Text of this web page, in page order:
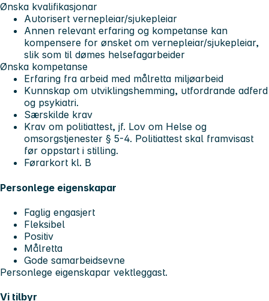
Ønska kvalifikasjonar
Autorisert vernepleiar/sjukepleiar
Annen relevant erfaring og kompetanse kan
kompensere for ønsket om vernepleiar/sjukepleiar,
slik som til dømes helsefagarbeider
Ønska kompetanse
Erfaring fra arbeid med målretta miljøarbeid
Kunnskap om utviklingshemming, utfordrande adferd
og psykiatri.
Særskilde krav
Krav om politiattest, jf. Lov om Helse og
omsorgstjenester § 5-4. Politiattest skal framvisast
før oppstart i stilling.
Førarkort kl. B
Personlege eigenskapar
Faglig engasjert
Fleksibel
Positiv
Målretta
Gode samarbeidsevne
Personlege eigenskapar vektleggast.
Vi tilbyr